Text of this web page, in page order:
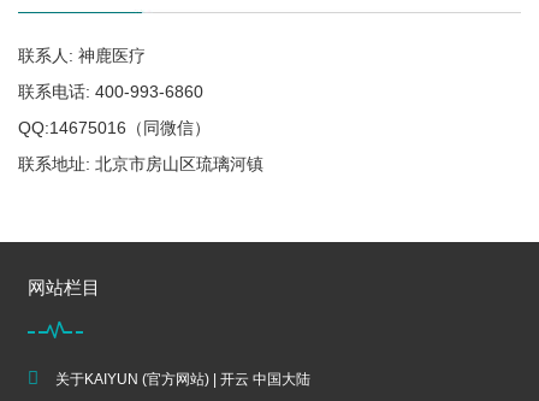
联系人: 神鹿医疗
联系电话: 400-993-6860
QQ:14675016（同微信）
联系地址: 北京市房山区琉璃河镇
网站栏目
关于KAIYUN (官方网站) | 开云 中国大陆